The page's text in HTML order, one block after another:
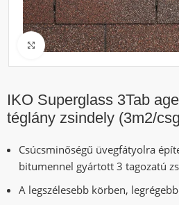
Click to enlarge
IKO Superglass 3Tab
téglány zsindely (3m2/
Csúcsminőségű üvegfátyolra
bitumennel gyártott 3 tagozatú
A legszélesebb körben,